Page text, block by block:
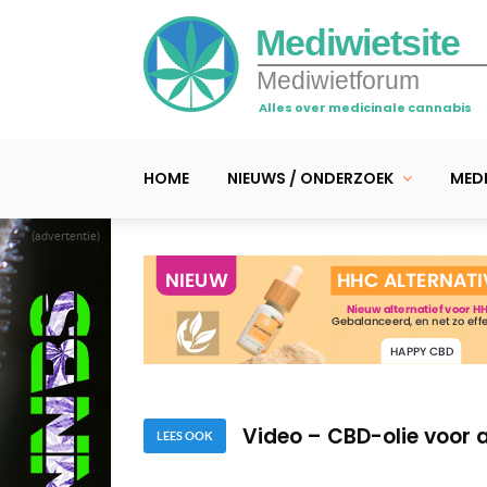
(advertentie)
Mediwietsite
Mediwietforum
Alles over medicinale cannabis
HOME NIEUWS / ONDERZOEK
LEES OOK
Video – Pitbull Luna
Video – Gerda stopte
Video – Pitbull Luna